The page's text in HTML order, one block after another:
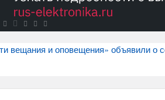
вещания и оповещения» объявили о